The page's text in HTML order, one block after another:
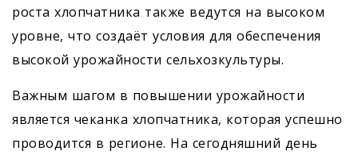
роста хлопчатника также ведутся на высоком
уровне, что создаёт условия для обеспечения
высокой урожайности сельхозкультуры.
Важным шагом в повышении урожайности
является чеканка хлопчатника, которая успешно
проводится в регионе. На сегодняшний день